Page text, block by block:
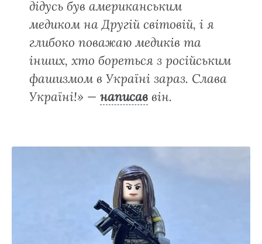
дідусь був американським
медиком на Другій світовій, і я
глибоко поважаю медиків та
інших, хто бореться з російським
фашизмом в Україні зараз. Слава
Україні!» — написав він.